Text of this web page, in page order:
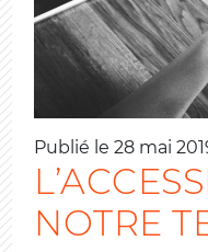
Publié le 28 mai
NOTRE